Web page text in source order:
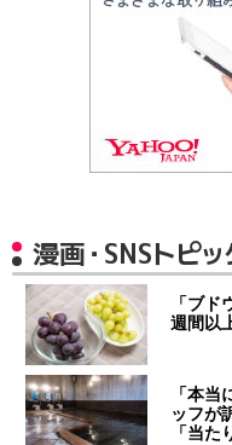
漫画・SNSトピ
「ブ
週間以
「本
ッフが
「当た